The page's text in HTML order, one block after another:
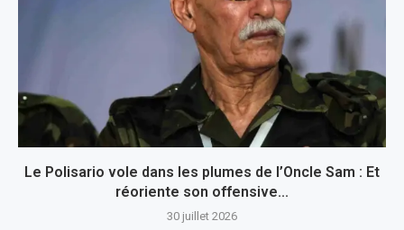
Le Polisario vole dans les plumes de l’Oncle Sam : Et
réoriente son offensive...
30 juillet 2026